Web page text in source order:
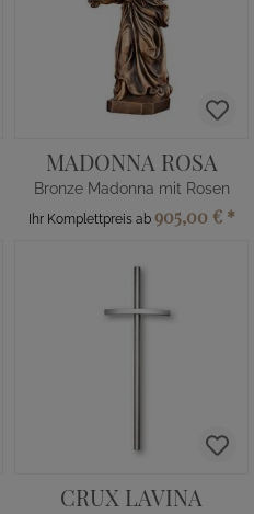
MADONNA ROSA
Bronze Madonna mit Rosen
Ihr Komplettpreis ab 905,00 € *
CRUX LAVINA